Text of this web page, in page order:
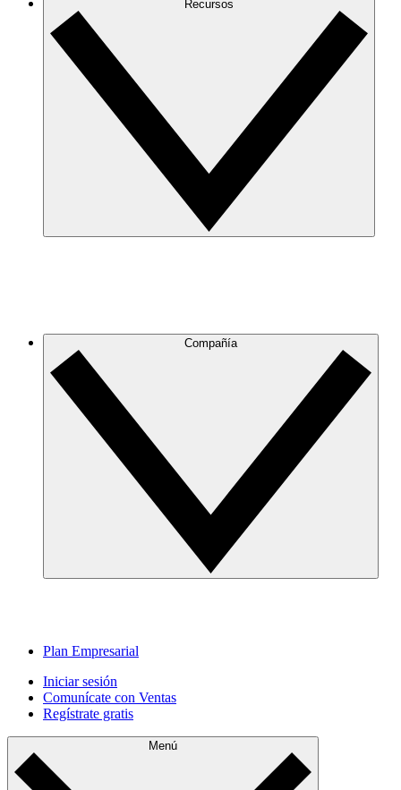
Recursos
Compañía
Plan Empresarial
Iniciar sesión
Comunícate con Ventas
Regístrate gratis
Menú